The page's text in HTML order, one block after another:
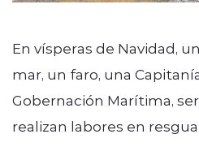
En vísperas de Navidad,
mar, un faro, una
Gobernación Marítima,
realizan labores en